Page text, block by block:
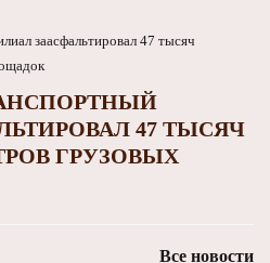
47 ТЫСЯЧ
ГРУЗОВЫХ
Все новости